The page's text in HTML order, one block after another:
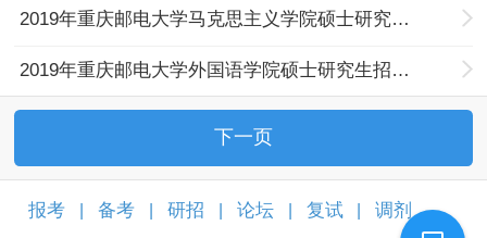
2019年重庆邮电大学马克思主义学院硕士研究生招生专业目录
2019年重庆邮电大学外国语学院硕士研究生招生专业目录
下一页
报考 备考 研招 论坛 复试 调剂